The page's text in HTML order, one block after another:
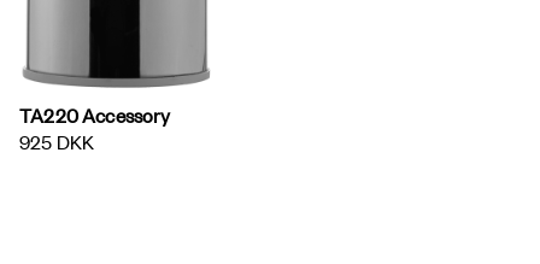
TA220 Accessory
925 DKK